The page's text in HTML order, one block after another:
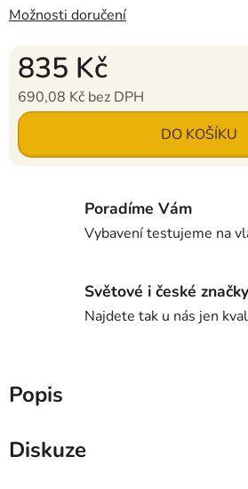
Možnosti doručení
835 Kč
690,08 Kč bez DPH
Měrná cena: DO KOŠÍKU
Poradíme Vám
Vybavení testujeme na
Světové i české značky
Najdete tak u nás jen
Popis
Diskuze